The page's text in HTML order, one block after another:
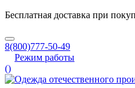
Бесплатная доставка при
8(800)777-50-49
Режим работы
()